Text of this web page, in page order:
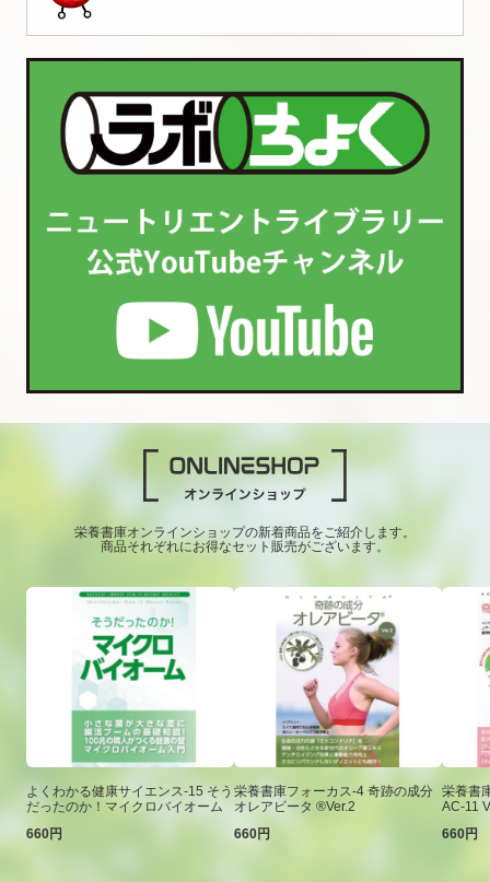
栄養書庫オンラインショップの新着商品をご紹介します。
商品それぞれにお得なセット販売がございます。
よくわかる健康サイエンス-15 そう
だったのか！マイクロバイオーム
660円
栄養書庫フォーカス-4 奇跡の成分
オレアビータ ®Ver.2
660円
栄養書
AC-11
660円